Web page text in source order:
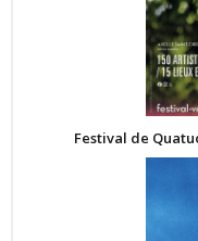
Festival de